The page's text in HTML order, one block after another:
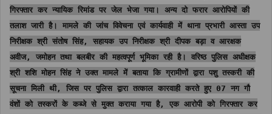
गिरफ्तार कर न्यायिक रिमांड पर जेल भेजा गया। अन्य दो फरार आरोपियों की
तलाश जारी है। मामले की जांच विवेचना एवं कार्यवाही में थाना प्रभारी आस्ता उप
निरीक्षक श्री संतोष सिंह, सहायक उप निरीक्षक श्री दीपक बड़ा व आरक्षक
अवीज, जमोहन तथा बलबीर की महत्वपूर्ण भूमिका रही है। वरिष्ठ पुलिस अधीक्षक
श्री शशि मोहन सिंह ने उक्त मामले में बताया कि ग्रामीणों द्वारा पशु तस्करी की
सूचना मिली थी, जिस पर पुलिस द्वारा तत्काल कारवाही करते हुए 07 नग गौ
वंशों को तस्करों के कब्जे से मुक्त कराया गया है, एक आरोपी को गिरफ्तार कर